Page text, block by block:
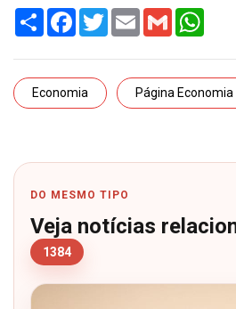
Share Facebook
TwitterEmail Gmail
Economia Página Economia
DO MESMO TIPO
Veja notícias
1384